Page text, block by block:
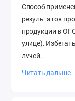
Способ
результатов
продукции в
улице).
лучей.
Читать дальше